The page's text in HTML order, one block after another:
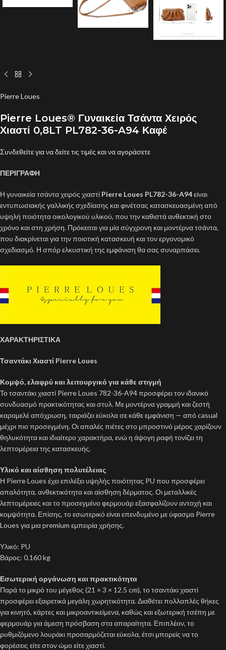
Pierre Loues
Pierre Loues® Γυναικεία Τσάντα Χειρός
Χιαστί 0,8LT PL782-36-A94 Καφέ
Συνδεθείτε για να δείτε τις τιμές και να αγοράσετε
ΠΕΡΙΓΡΑΦΗ
Η γυναικεία τσάντα χειρός χιαστί Pierre Loues PL782-36-A94είναι
εντυπωσιακής γαλλικής σχεδίασης και φινέτσας κατασκευασμένη από
υψηλή ποιότητα οικολογικού υλικού, που την καθιστά ανθεκτική στο
χρόνο και στη χρήση. Πρόκειται για μία σύγχρονη και μοντέρνα τσάντα,
που διακρίνεται για την ποιοτική κατασκευή και τον εργονομικό
σχεδιασμό. Η σπόρ ελκυστική της εμφάνιση θα σας συναρπάσει.
ΧΑΡΑΚΤΗΡΙΣΤΙΚΑ
Τσαντάκι Χιαστί Pierre Loues
Κομψό, ελαφρύ και λειτουργικό για κάθε στιγμή
Το τσαντάκι χιαστί Pierre Loues 782-36-A94 προσφέρει τον ιδανικό
συνδυασμό πρακτικότητας και στυλ. Με μοντέρνα γραμμή και ζεστή
καραμελέ απόχρωση, ταιριάζει εύκολα σε κάθε εμφάνιση — από casual
μέχρι πιο προσεγμένη. Οι απαλές πιέτες στο μπροστινό μέρος χαρίζουν
θηλυκότητα και ιδιαίτερο χαρακτήρα, ενώ η άψογη ραφή τονίζει τη
λεπτομέρεια της κατασκευής.
Υλικό και αίσθηση πολυτέλειας
Η Pierre Loues έχει επιλέξει υψηλής ποιότητας PU που προσφέρει
απαλότητα, ανθεκτικότητα και αίσθηση δέρματος. Οι μεταλλικές
λεπτομέρειες και το προσεγμένο φερμουάρ εξασφαλίζουν αντοχή και
κομψότητα. Επίσης, το εσωτερικό είναι επενδυμένο με ύφασμα Pierre
Loues για μια premium εμπειρία χρήσης.
Υλικό: PU
Βάρος: 0.160 kg
Εσωτερική οργάνωση και πρακτικότητα
Παρά το μικρό του μέγεθος (21 × 3 × 12.5 cm), το τσαντάκι χιαστί
προσφέρει εξαιρετικά μεγάλη χωρητικότητα. Διαθέτει πολλαπλές θήκες
για κινητό, κάρτες και μικροαντικείμενα, καθώς και εξωτερική τσέπη με
φερμουάρ για άμεση πρόσβαση στα απαραίτητα. Επιπλέον, το
ρυθμιζόμενο λουράκι προσαρμόζεται εύκολα, έτσι μπορείς να το
φορέσεις είτε στον ώμο είτε χιαστί.